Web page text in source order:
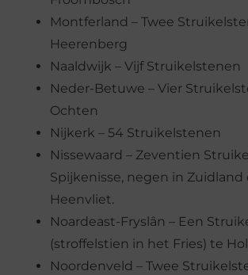
Montferland – Twee
Heerenberg
Naaldwijk – Vijf Struikelstenen
Neder-Betuwe – Vier
Ochten
Nijkerk – 54 Struikelstenen
Nissewaard – Zeventien
Spijkenisse, negen in Zuidland
Heenvliet.
Noardeast-Fryslân – Een
(stroffelstien in het Fries) te
Noordenveld – Twee